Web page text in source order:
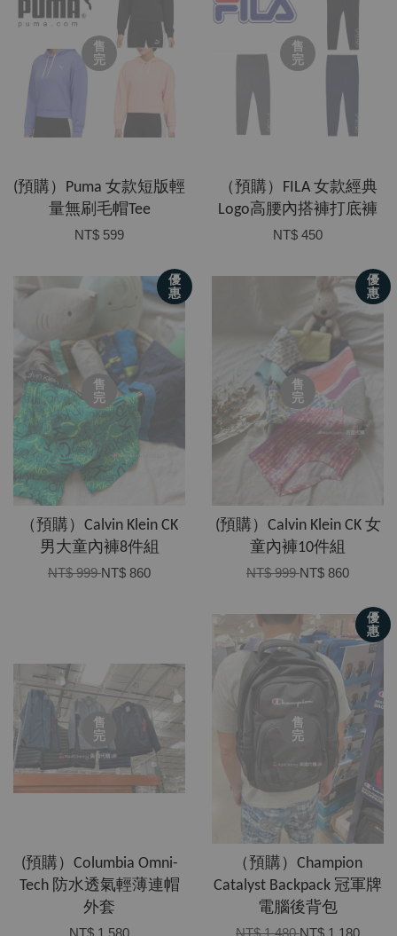
售
完
(預購）Puma 女款短版輕
量無刷毛帽Tee
NT$ 599
售
完
（預購）FILA 女款經典
Logo高腰內搭褲打底褲
NT$ 450
優
惠
售
完
（預購）Calvin Klein CK
男大童內褲8件組
NT$ 999NT$ 860
優
惠
售
完
(預購）Calvin Klein CK 女
童內褲10件組
NT$ 999NT$ 860
售
完
(預購）Columbia Omni-
Tech 防水透氣輕薄連帽
外套
NT$ 1,580
優
惠
售
完
（預購）Champion
Catalyst Backpack 冠軍牌
電腦後背包
NT$ 1,480NT$ 1,180